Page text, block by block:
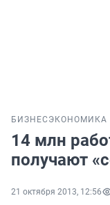
БИЗНЕС ЭКОНОМИКА
14 млн
получают
21 октября 2013, 12:56